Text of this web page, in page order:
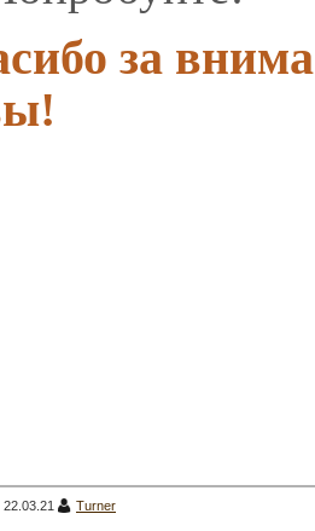
за
22.03.21 Turner